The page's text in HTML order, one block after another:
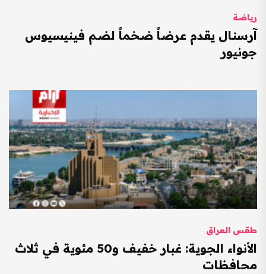
رياضة
آرسنال يقدم عرضاً ضخماً لضم فينيسيوس
جونيور
طقس العراق
الأنواء الجوية: غبار خفيف و50 مئوية في ثلاث
محافظات